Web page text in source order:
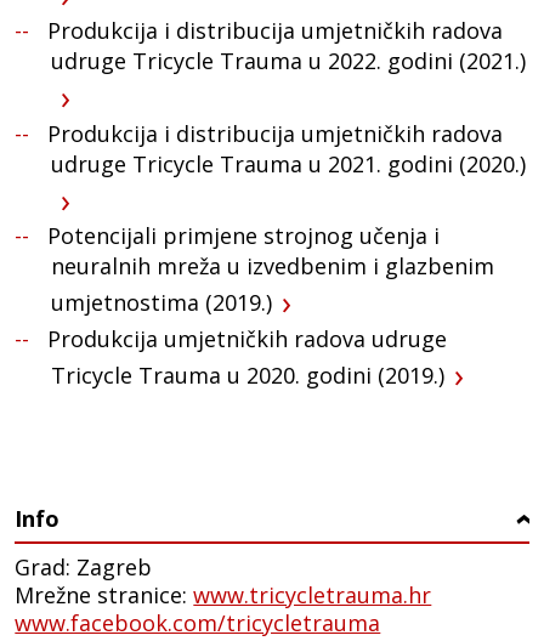
Produkcija i distribucija umjetničkih radova
udruge Tricycle Trauma u 2022. godini (2021.)
Produkcija i distribucija umjetničkih radova
udruge Tricycle Trauma u 2021. godini (2020.)
Potencijali primjene strojnog učenja i
neuralnih mreža u izvedbenim i glazbenim
umjetnostima (2019.)
Produkcija umjetničkih radova udruge
Tricycle Trauma u 2020. godini (2019.)
Info ›
Grad: Zagreb
Mrežne stranice:www.tricycletrauma.hr
www.facebook.com/tricycletrauma